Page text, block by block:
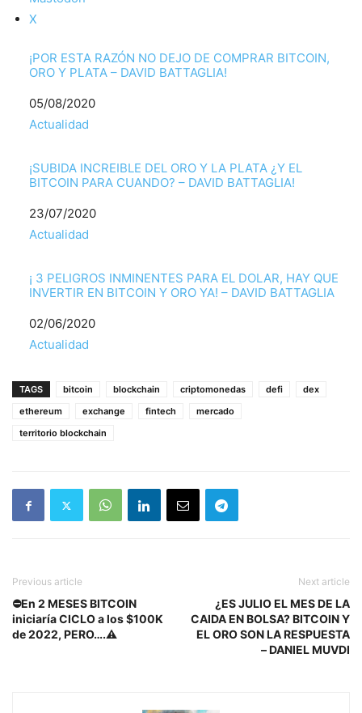
X
¡POR ESTA RAZÓN NO DEJO DE COMPRAR BITCOIN,
ORO Y PLATA – DAVID BATTAGLIA!
Fecha
05/08/2020
Respecto a
Actualidad
¡SUBIDA INCREIBLE DEL ORO Y LA PLATA ¿Y EL
BITCOIN PARA CUANDO? – DAVID BATTAGLIA!
Fecha
23/07/2020
Respecto a
Actualidad
¡ 3 PELIGROS INMINENTES PARA EL DOLAR, HAY QUE
INVERTIR EN BITCOIN Y ORO YA! – DAVID BATTAGLIA
Fecha
02/06/2020
Respecto a
Actualidad
TAGS bitcoin blockchain criptomonedas defi
dex
ethereum
exchange fintech
mercado
territorio blockchain
Previous article
⛔En 2 MESES BITCOIN
iniciaría CICLO a los $100K
de 2022, PERO….⚠
Next article
¿ES JULIO EL MES DE LA
CAIDA EN BOLSA? BITCOIN Y
EL ORO SON LA RESPUESTA
– DANIEL MUVDI